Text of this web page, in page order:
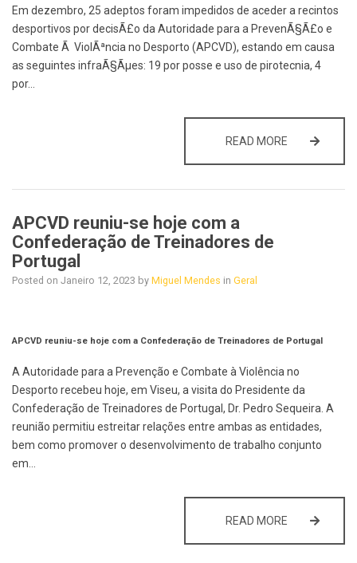
Em dezembro, 25 adeptos foram impedidos de aceder a recintos
desportivos por decisÃ£o da Autoridade para a PrevenÃ§Ã£o e
Combate Ã ViolÃªncia no Desporto (APCVD), estando em causa
as seguintes infraÃ§Ãµes: 19 por posse e uso de pirotecnia, 4
por…
READ MORE EM
APCVD reuniu-se hoje com a
Confederação de Treinadores de
Portugal
Posted on Janeiro 12, 2023 by Miguel Mendes in Geral
APCVD reuniu-se hoje com a Confederação de Treinadores de Portugal
A Autoridade para a Prevenção e Combate à Violência no
Desporto recebeu hoje, em Viseu, a visita do Presidente da
Confederação de Treinadores de Portugal, Dr. Pedro Sequeira. A
reunião permitiu estreitar relações entre ambas as entidades,
bem como promover o desenvolvimento de trabalho conjunto
em…
READ MORE APCVD